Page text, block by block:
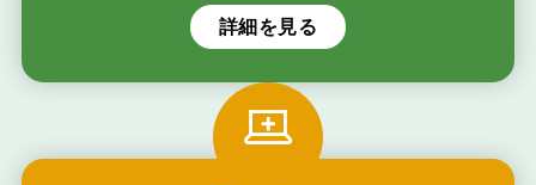
詳細を見る